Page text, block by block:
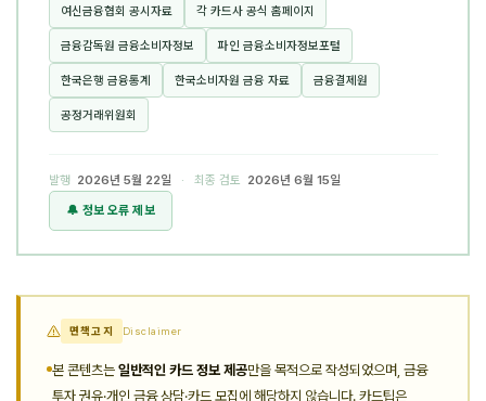
여신금융협회 공시자료 각 카드사 공식 홈페이지
금융감독원 금융소비자정보 파인 금융소비자정보포털
한국은행 금융통계 한국소비자원 금융 자료 금융결제원
공정거래위원회
발행 2026년 5월 22일 · 최종 검토
2026년 6월 15일
🔔 정보 오류 제보
면책고지 Disclaimer
본 콘텐츠는 일반적인 카드 정보 제공만을 목적으로 작성되었으며, 금융
투자 권유·개인 금융 상담·카드 모집에 해당하지 않습니다. 카드팁은